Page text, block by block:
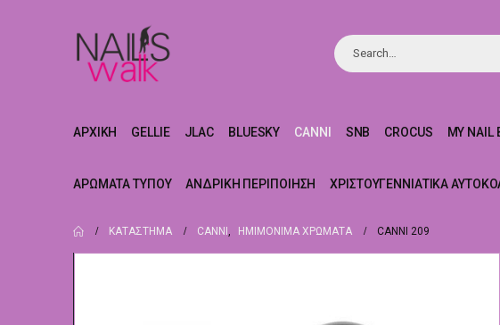
ΑΡΧΙΚΉ GELLIE JLAC BLUESKY CANNI SNB CROCUS MY NAIL
ΑΡΏΜΑΤΑ ΤΎΠΟΥ ΑΝΔΡΙΚΉ ΠΕΡΙΠΟΊΗΣΗ ΧΡΙΣΤΟΥΓΕΝΝΙΆΤΙΚΑ
ΚΑΤΆΣΤΗΜΑ CANNI , ΗΜΙΜΌΝΙΜΑ ΧΡΏΜΑΤΑ CANNI 209